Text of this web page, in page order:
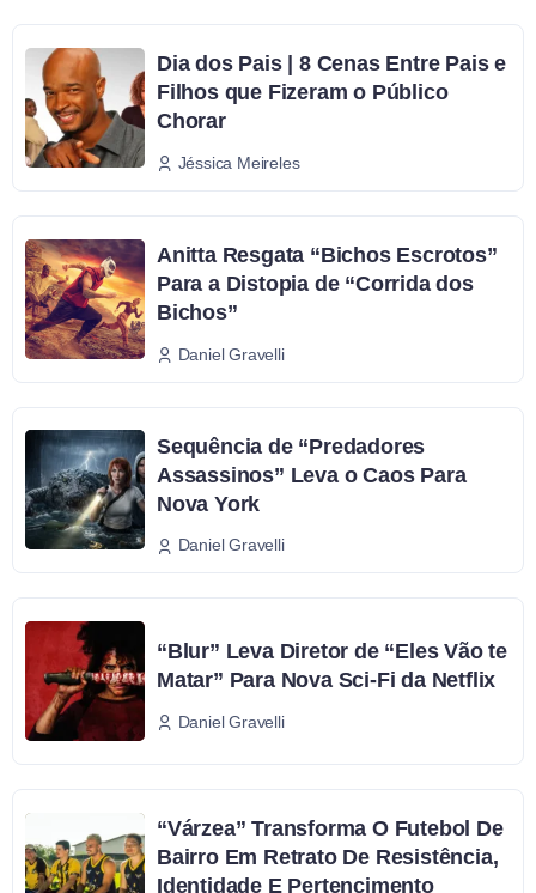
Dia dos Pais | 8 Cenas Entre Pais e
Filhos que Fizeram o Público
Chorar
Jéssica Meireles
Anitta Resgata “Bichos Escrotos”
Para a Distopia de “Corrida dos
Bichos”
Daniel Gravelli
Sequência de “Predadores
Assassinos” Leva o Caos Para
Nova York
Daniel Gravelli
“Blur” Leva Diretor de “Eles Vão te
Matar” Para Nova Sci-Fi da Netflix
Daniel Gravelli
“Várzea” Transforma O Futebol De
Bairro Em Retrato De Resistência,
Identidade E Pertencimento